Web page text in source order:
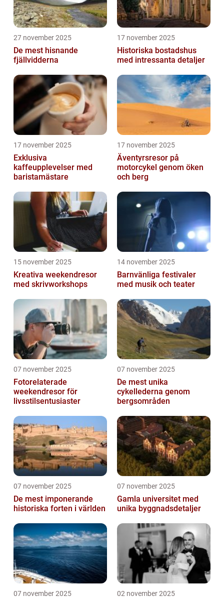
27 november 2025
De mest hisnande
fjällvidderna
17 november 2025
Historiska bostadshus
med intressanta detaljer
17 november 2025
Exklusiva
kaffeupplevelser med
baristamästare
17 november 2025
Äventyrsresor på
motorcykel genom öken
och berg
15 november 2025
Kreativa weekendresor
med skrivworkshops
14 november 2025
Barnvänliga festivaler
med musik och teater
07 november 2025
Fotorelaterade
weekendresor för
livsstilsentusiaster
07 november 2025
De mest unika
cykellederna genom
bergsområden
07 november 2025
De mest imponerande
historiska forten i världen
07 november 2025
Gamla universitet med
unika byggnadsdetaljer
07 november 2025 02 november 2025